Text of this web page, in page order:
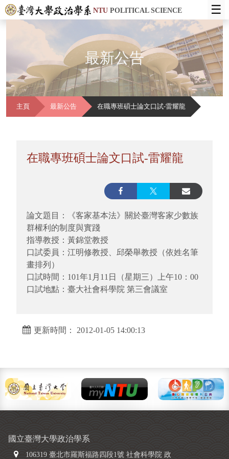
NTUPOLITICAL SCIENCE ☰
最新公告
主頁 最新公告 在職專班碩士論文口試-雷耀龍
在職專班碩士論文口試-雷耀龍
論文題目：《客家基本法》關於臺灣客家少數族
群權利的制度與實踐
指導教授：黃錦堂教授
口試委員：江明修教授、邱榮舉教授（依姓名筆
畫排列）
口試時間：101年1月11日（星期三）上午10：00
口試地點：臺大社會科學院 第三會議室
更新時間： 2012-01-05 14:00:13
國立臺灣大學政治學系
106319 臺北市羅斯福路四段1號 社會科學院 政